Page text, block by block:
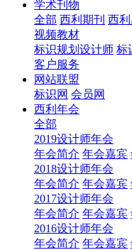
学术刊物
全部 西利期刊 西
视频教材
标识规划设计师 标
客户服务
网站联盟
标识网 会员网
西利年会
全部
2019设计师年会
年会简介 年会嘉宾
2018设计师年会
年会简介 年会嘉宾
2017设计师年会
年会简介 年会嘉宾
2016设计师年会
年会简介 年会嘉宾